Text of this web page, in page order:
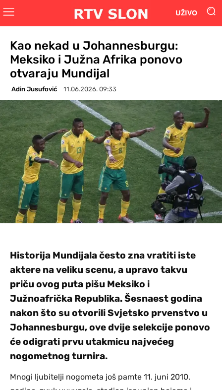
UŽIVO
Kao nekad u Johannesburgu:
Meksiko i Južna Afrika ponovo
otvaraju Mundijal
Adin Jusufović 11.06.2026. 09:33
Historija Mundijala često zna vratiti iste
aktere na veliku scenu, a upravo takvu
priču ovog puta pišu Meksiko i
Južnoafrička Republika. Šesnaest godina
nakon što su otvorili Svjetsko prvenstvo u
Johannesburgu, ove dvije selekcije ponovo
će odigrati prvu utakmicu najvećeg
nogometnog turnira.
Mnogi ljubitelji nogometa još pamte 11. juni 2010.